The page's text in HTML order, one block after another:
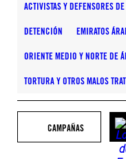
ACTIVISTAS Y DEFENSORES
DETENCIÓN EMIRATOS
ORIENTE MEDIO Y NORTE DE
TORTURA Y OTROS MALOS
CAMPAÑAS